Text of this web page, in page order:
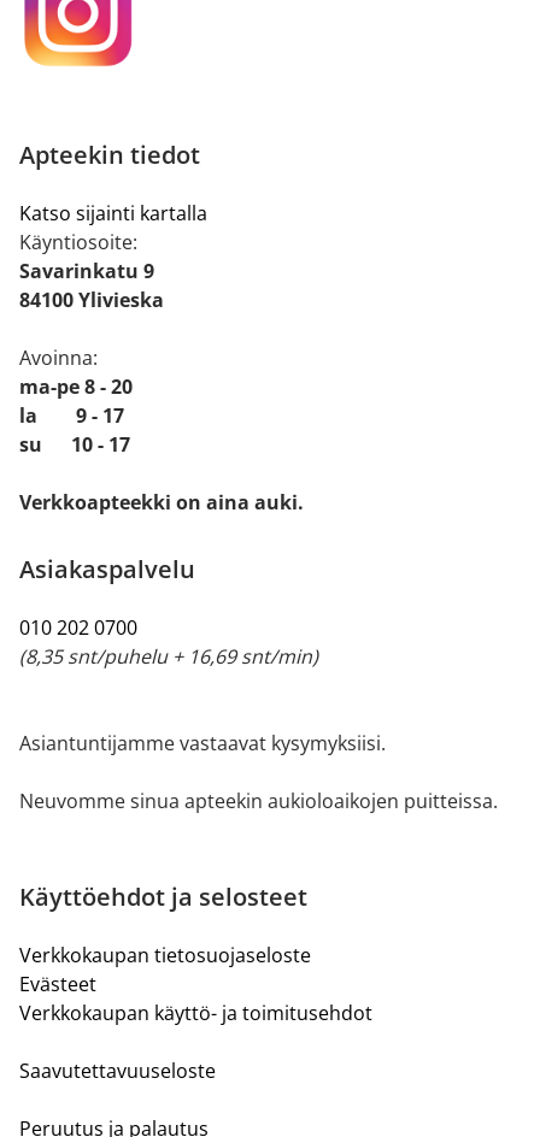
Apteekin tiedot
Katso sijainti kartalla
Käyntiosoite:
Savarinkatu 9
84100 Ylivieska
Avoinna:
ma-pe 8 - 20
la 9 - 17
su 10 - 17
Verkkoapteekki on aina auki.
Asiakaspalvelu
010 202 0700
(8,35 snt/puhelu + 16,69 snt/min)
Asiantuntijamme vastaavat kysymyksiisi.
Neuvomme sinua apteekin aukioloaikojen puitteissa.
Käyttöehdot ja selosteet
Verkkokaupan tietosuojaseloste
Evästeet
Verkkokaupan käyttö- ja toimitusehdot
Saavutettavuuseloste
Peruutus ja palautus